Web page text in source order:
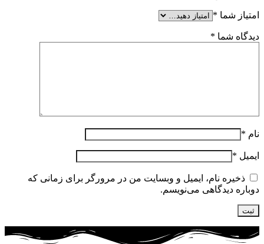
امتیاز شما *
دیدگاه شما *
نام *
ایمیل *
ذخیره نام، ایمیل و وبسایت من در مرورگر برای زمانی که
دوباره دیدگاهی می‌نویسم.